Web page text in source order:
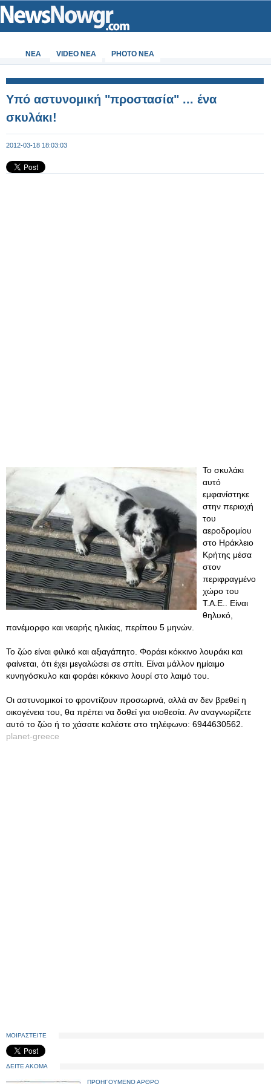
ΝΕΑ VIDEO NEA PHOTO NEA
Υπό αστυνομική "προστασία" ... ένα
σκυλάκι!
2012-03-18 18:03:03
Το σκυλάκι
αυτό
εμφανίστηκε
στην περιοχή
του
αεροδρομίου
στο Ηράκλειο
Κρήτης μέσα
στον
περιφραγμένο
χώρο του
Τ.Α.Ε.. Είναι
θηλυκό,
πανέμορφο και νεαρής ηλικίας, περίπου 5 μηνών.
Το ζώο είναι φιλικό και αξιαγάπητο. Φοράει κόκκινο λουράκι και
φαίνεται, ότι έχει μεγαλώσει σε σπίτι. Είναι μάλλον ημίαιμο
κυνηγόσκυλο και φοράει κόκκινο λουρί στο λαιμό του.
Οι αστυνομικοί το φροντίζουν προσωρινά, αλλά αν δεν βρεθεί η
οικογένεια του, θα πρέπει να δοθεί για υιοθεσία. Αν αναγνωρίζετε
αυτό το ζώο ή το χάσατε καλέστε στο τηλέφωνο: 6944630562.
planet-greece
ΜΟΙΡΑΣΤΕΙΤΕ
ΔΕΙΤΕ ΑΚΟΜΑ
ΠΡΟΗΓΟΥΜΕΝΟ ΑΡΘΡΟ